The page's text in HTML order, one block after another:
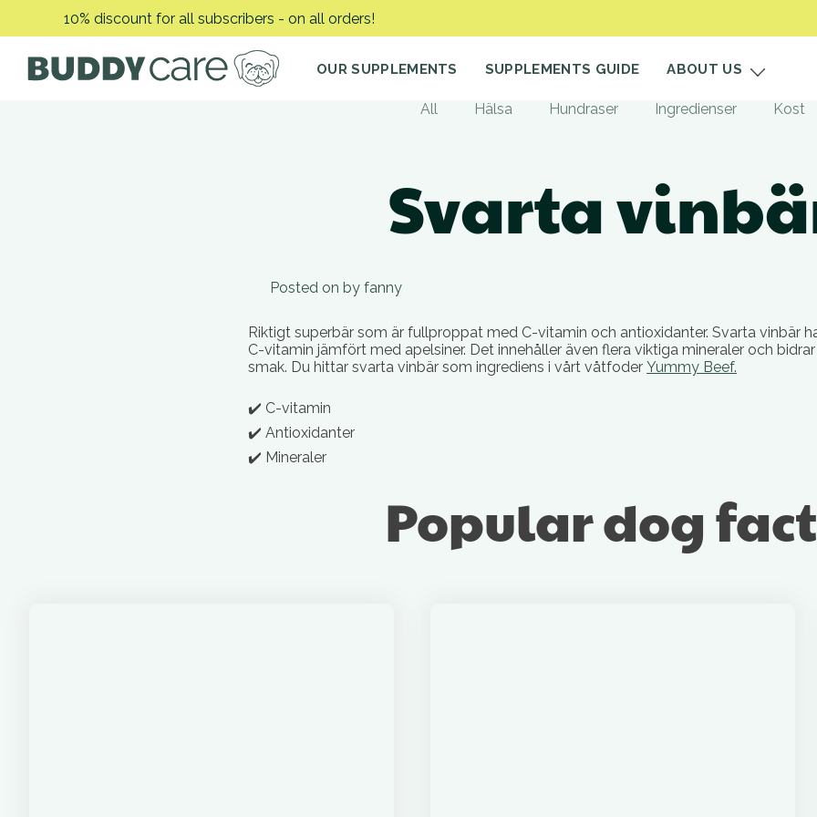
content
10% discount for all subscribers - on all orders!
OUR SUPPLEMENTS SUPPLEMENTS GUIDE ABOUT US
All Hälsa Hundraser Ingredienser Kost
Svarta
Posted on by fanny
Riktigt superbär som är fullproppat med C-vitamin och antioxidanter. Svarta vinbär
C-vitamin jämfört med apelsiner. Det innehåller även flera viktiga mineraler och
smak. Du hittar svarta vinbär som ingrediens i vårt våtfoder Yummy Beef.
✔️ C-vitamin
✔️ Antioxidanter
✔️ Mineraler
Popular dog